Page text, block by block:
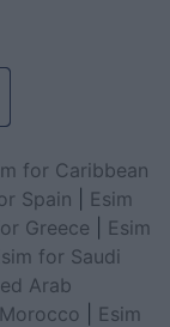
for Caribbean
Spain
Esim
Greece
Esim
for Saudi
Arab
Esim